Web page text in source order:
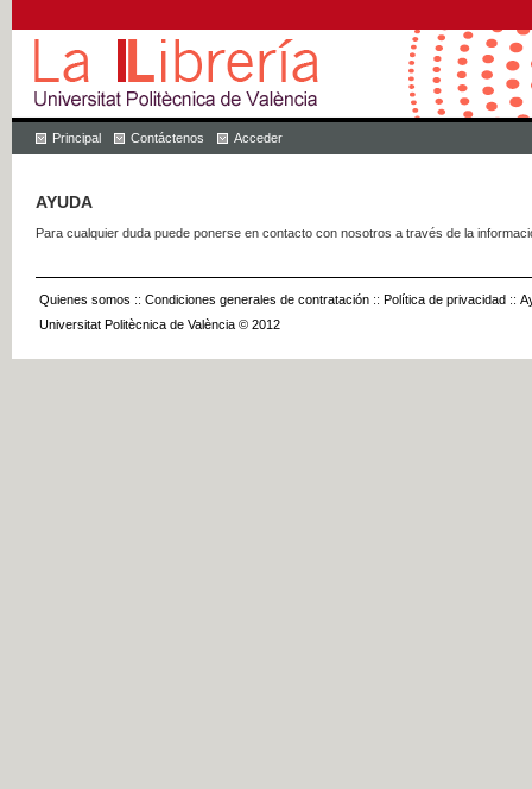
Principal Contáctenos Acceder
AYUDA
Para cualquier duda puede ponerse en contacto con nosotros a través de la
Quienes somos :: Condiciones generales de contratación :: Política de privacidad ::
Universitat Politècnica de València © 2012